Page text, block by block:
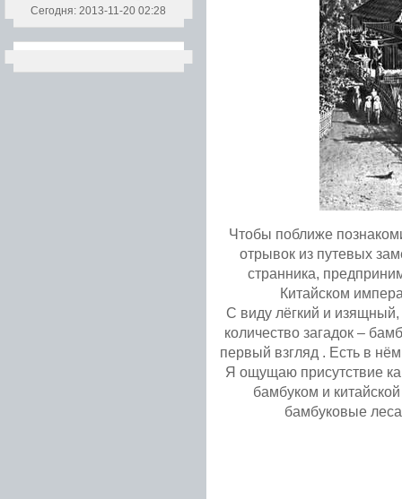
Сегодня: 2013-11-20 02:28
Чтобы поближе
отрывок из путевых
странника,
Китайском
С виду лёгкий и
количество загадок –
первый взгляд . Есть в
Я ощущаю присутствие
бамбуком и
бамбуковые